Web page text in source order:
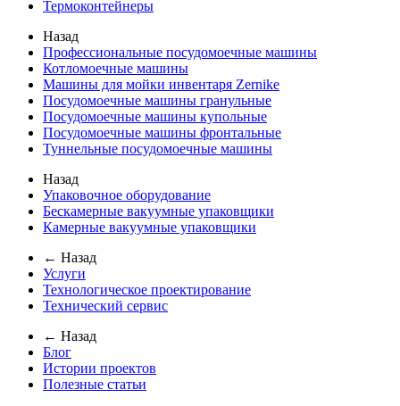
Термоконтейнеры
Назад
Профессиональные посудомоечные машины
Котломоечные машины
Машины для мойки инвентаря Zernike
Посудомоечные машины гранульные
Посудомоечные машины купольные
Посудомоечные машины фронтальные
Туннельные посудомоечные машины
Назад
Упаковочное оборудование
Бескамерные вакуумные упаковщики
Камерные вакуумные упаковщики
← Назад
Услуги
Технологическое проектирование
Технический сервис
← Назад
Блог
Истории проектов
Полезные статьи